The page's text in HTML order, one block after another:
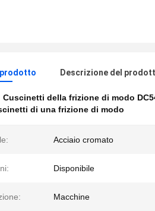
Descrizione del
Cuscinetti della frizione di modo
di una frizione di modo
Acciaio cromato
Disponibile
Macchine